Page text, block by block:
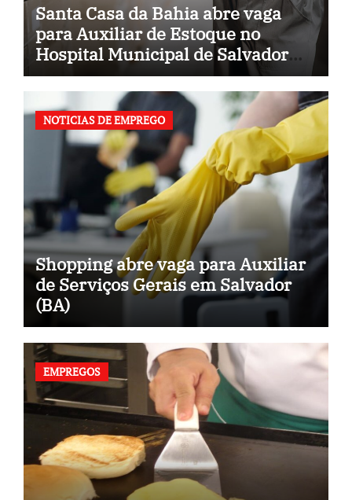
Santa Casa da Bahia abre vaga
para Auxiliar de Estoque no
Hospital Municipal de Salvador
(BA)
NOTICIAS DE EMPREGO
Shopping abre vaga para Auxiliar
de Serviços Gerais em Salvador
(BA)
EMPREGOS